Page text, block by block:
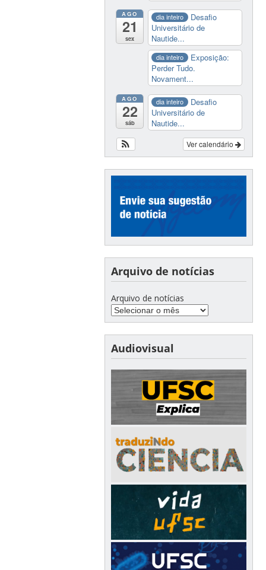
AGO
21
sex
dia inteiro
Desafio
Universitário de
Nautide...
dia inteiro
Exposição:
Perder Tudo.
Novament...
AGO
22
sáb
dia inteiro
Desafio
Universitário de
Nautide...
Ver calendário
Arquivo de notícias
Arquivo de notícias
Audiovisual